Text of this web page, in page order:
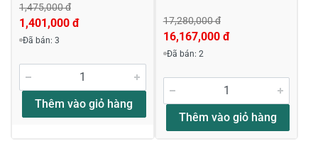
1,475,000 đ
1,401,000 đ
Đã bán: 3
Thêm vào giỏ hàng
17,280,000 đ
16,167,000 đ
Đã bán: 2
Thêm vào giỏ hàng